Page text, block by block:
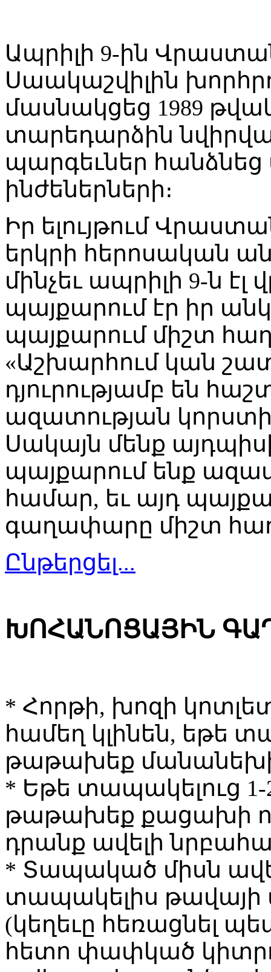
Ապրիլի 9-ին
Սաակաշվիլին
մասնակցեց 1989
տարեդարձին
պարգեւներ
ինժեներների։
Իր ելույթում
երկրի հերոսական
մինչեւ ապրիլի 9-ն էլ
պայքարում էր իր
պայքարում միշտ
«Աշխարհում կան
դյուրությամբ են
ազատության
Սակայն մենք
պայքարում ենք
համար, եւ այդ
գաղափարը միշտ
Ընթերցել...
ԽՈՀԱՆՈՑԱՅԻՆ
* Հորթի, խոզի
համեղ կլինեն, եթե
թաթախեք մանանեխի
* Եթե տապակելուց
թաթախեք քացախի
դրանք ավելի
* Տապակած միսն
տապակելիս թավայի
(կեղեւը հեռացնել
հետո փափկած